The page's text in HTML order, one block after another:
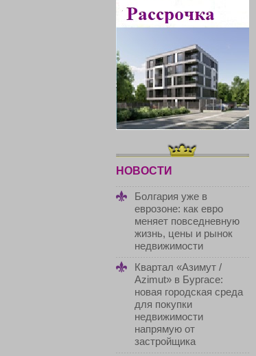
НОВОСТИ
Болгария уже в
еврозоне: как евро
меняет повседневную
жизнь, цены и рынок
недвижимости
Квартал «Азимут /
Azimut» в Бургасе:
новая городская среда
для покупки
недвижимости
напрямую от
застройщика